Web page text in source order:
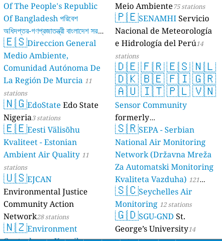
Of The People's Republic
Of Bangladesh পরিবেশ
অধিদপ্তর-গণপ্রজাতন্ত্রী বাংলাদেশ সরকার
17 stations
🇪🇸Direccion General
Medio Ambiente,
Comunidad Autónoma De
La Región De Murcia 11
stations
🇳🇬EdoState Edo State
Nigeria3 stations
🇪🇪Eesti Välisõhu
Kvaliteet - Estonian
Ambient Air Quality 11
stations
🇺🇸EJCAN
Environmental Justice
Community Action
Network28 stations
🇳🇿Environment
Meio Ambiente75 stations
🇵🇪SENAMHIServicio
Nacional de Meteorología
e Hidrología del Perú14
stations
🇩🇪🇫🇷🇪🇸🇳🇱
🇩🇰🇧🇪🇫🇮🇬🇷
🇦🇺🇮🇹🇵🇱🇻🇳
Sensor Community
formerly
luftdaten.info35809 stations
🇸🇷SEPA - Serbian
National Air Monitoring
Network (Državna Mreža
Za Automatski Monitoring
Kvaliteta Vazduha) 121
stations
🇸🇨Seychelles Air
Monitoring 12 stations
🇬🇩SGU-GND St.
George’s University14